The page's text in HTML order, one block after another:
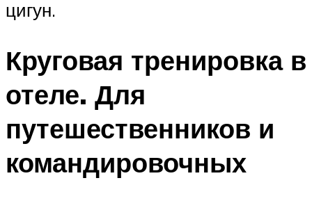
цигун.
Круговая тренировка в
отеле. Для
путешественников и
командировочных